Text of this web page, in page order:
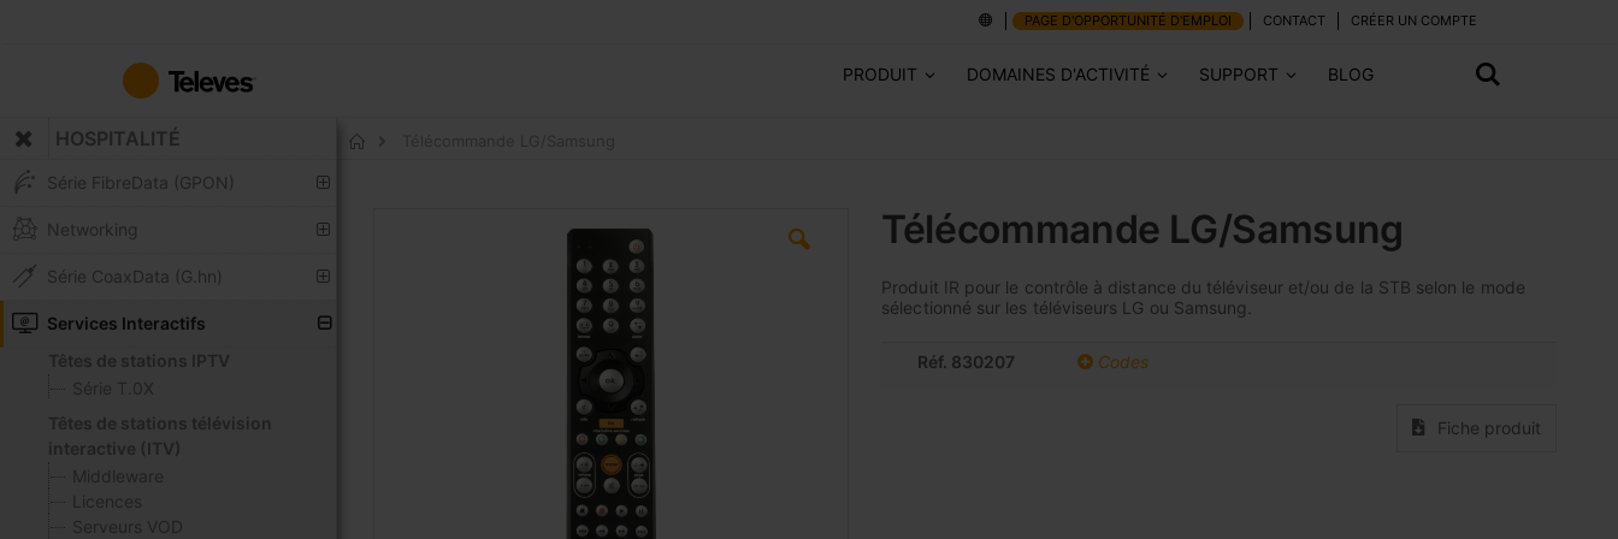
contenu
PAGE D'OPPORTUNITÉ D'EMPLOI CONTACT CRÉER UN COMPTE
PRODUIT DOMAINES D'ACTIVITÉ SUPPORT BLOG
HOSPITALITÉ
Série FibreData (GPON)
Networking
Série CoaxData (G.hn)
Services Interactifs
Têtes de stations IPTV
Série T.0X
Têtes de stations télévision
interactive (ITV)
Middleware
Licences
Serveurs VOD
Télécommande LG/Samsung
Produit IR pour le contrôle à distance du téléviseur et/ou de la STB selon le mode
sélectionné sur les téléviseurs LG ou Samsung.
Réf. 830207 Codes
Fiche produit